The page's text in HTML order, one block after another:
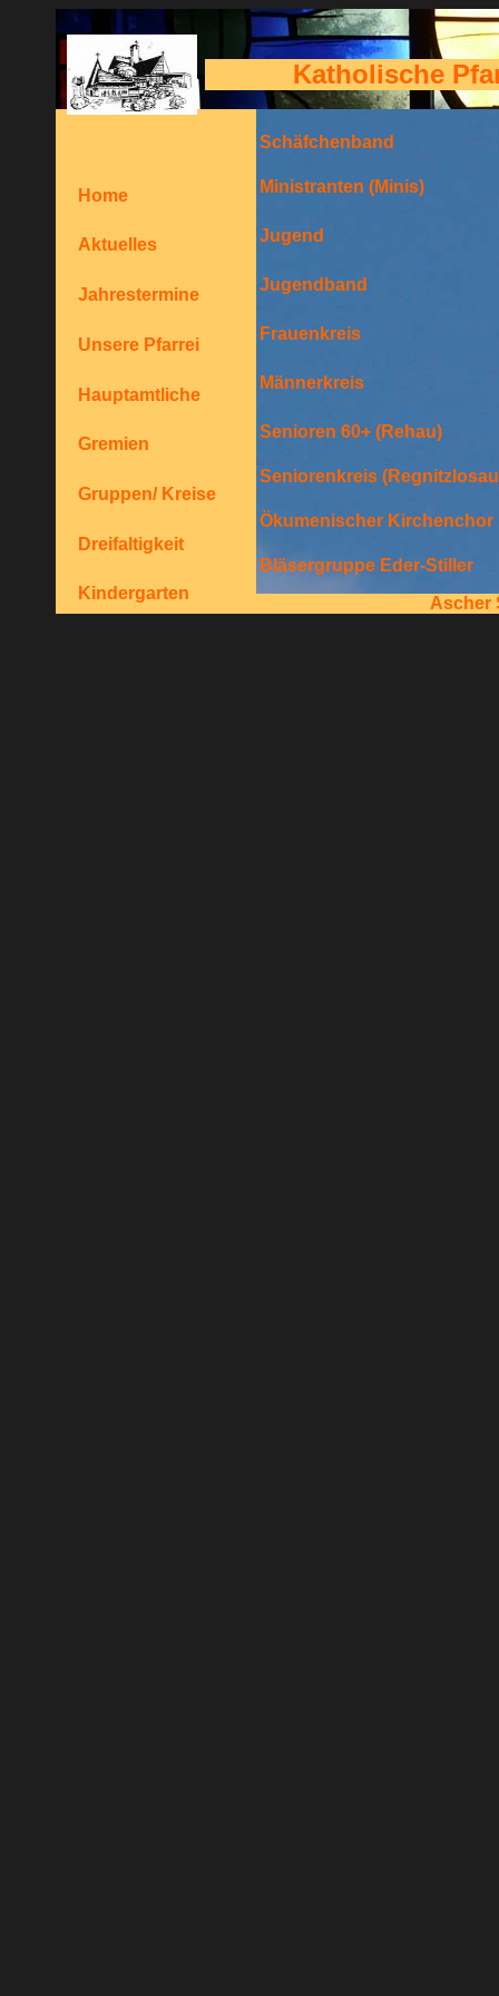
Katholische
Home
Aktuelles
Jahrestermine
Unsere Pfarrei
Hauptamtliche
Gremien
Gruppen/ Kreise
Dreifaltigkeit
Kindergarten
Schäfchenband
Ministranten (Minis)
Jugend
Jugendband
Frauenkreis
Männerkreis
Senioren 60+ (Rehau)
Seniorenkreis
Ökumenischer Kirchenchor
Bläsergruppe Eder-Stiller
Ascher